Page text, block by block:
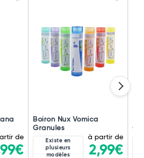
de
Boiron Nux Vomica
Granules
Existe en
plusieurs
modèles
à partir de
2,99€